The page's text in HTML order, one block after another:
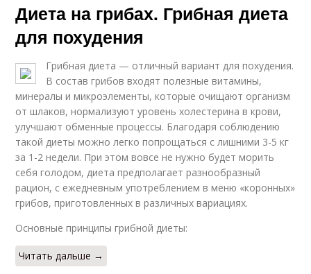
Диета на грибах. Грибная диета
для похудения
Грибная диета — отличный вариант для похудения.
В состав грибов входят полезные витамины,
минералы и микроэлементы, которые очищают организм
от шлаков, нормализуют уровень холестерина в крови,
улучшают обменные процессы. Благодаря соблюдению
такой диеты можно легко попрощаться с лишними 3-5 кг
за 1-2 недели. При этом вовсе не нужно будет морить
себя голодом, диета предполагает разнообразный
рацион, с ежедневным употреблением в меню «коронных»
грибов, приготовленных в различных вариациях.
Основные принципы грибной диеты:
Читать дальше →